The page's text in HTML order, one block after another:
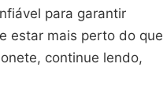
para garantir
estar mais perto do que
continue lendo,